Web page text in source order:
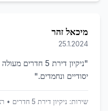
מיכאל זהר
25.1.2024
"
ניקיון דירת 5
יסודיים ונחמדים."
שירות: ניקיון דירת 5 חדרים •